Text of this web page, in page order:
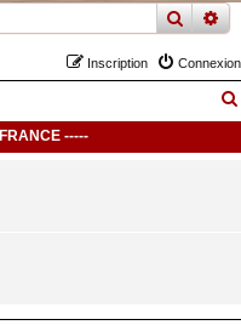
Connexion
Inscription
-----